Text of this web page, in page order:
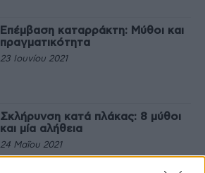
Επέμβαση καταρράκτη: Μύθοι και
πραγματικότητα
23 Ιουνίου 2021
Σκλήρυνση κατά πλάκας: 8 μύθοι
και μία αλήθεια
24 Μαΐου 2021